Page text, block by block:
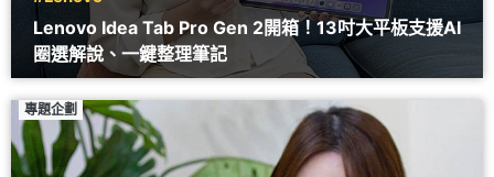
Lenovo Idea Tab Pro Gen 2開箱！13吋大平板支援AI
圈選解說、一鍵整理筆記
專題企劃